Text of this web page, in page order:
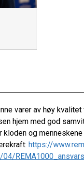
varer av høy
hjem med god
kloden og
https://